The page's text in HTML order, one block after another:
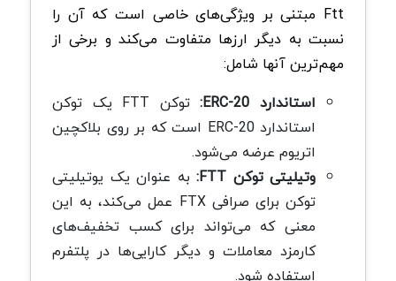
Ftt مبتنی بر ویژگی‌های خاصی است که آن را
نسبت به دیگر ارزها متفاوت می‌کند و برخی از
مهم‌ترین آنها شامل:
استاندارد ERC-20:
توکن FTT یک توکن
استاندارد ERC-20 است که بر روی بلاکچین
اتریوم عرضه می‌شود.
وتیلیتی توکن FTT:
به عنوان یک یوتیلیتی
توکن برای صرافی FTX عمل می‌کند، به این
معنی که می‌تواند برای کسب تخفیف‌های
کارمزد معاملات و دیگر کارایی‌ها در پلتفرم
استفاده شود.